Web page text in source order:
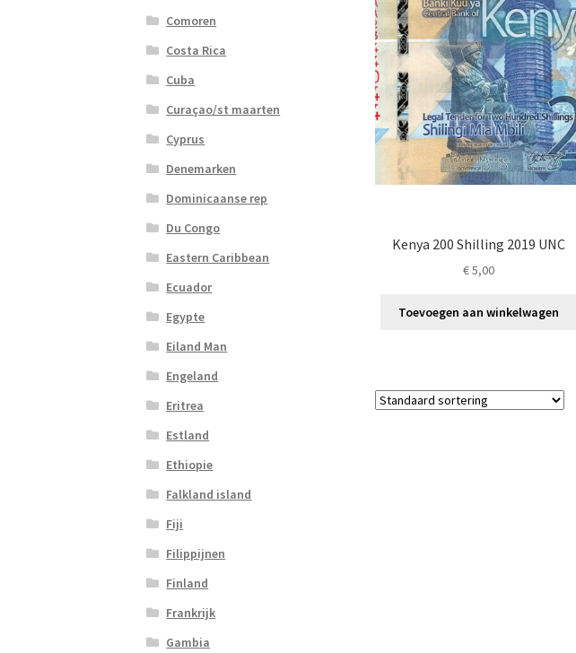
Kenya 200 Shilling 2019 UNC
€5,00
Toevoegen aan winkelwagen
Comoren
Costa Rica
Cuba
Curaçao/st maarten
Cyprus
Denemarken
Dominicaanse rep
Du Congo
Eastern Caribbean
Ecuador
Egypte
Eiland Man
Engeland
Eritrea
Estland
Ethiopie
Falkland island
Fiji
Filippijnen
Finland
Frankrijk
Gambia